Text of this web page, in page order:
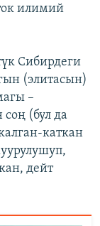
илимий
Сибирдеги
(элитасын)
–
соң (бул да
каткан
дейт